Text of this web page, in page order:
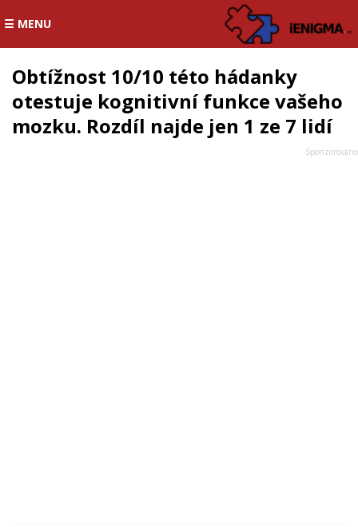
☰ MENU
Obtížnost 10/10 této hádanky
otestuje kognitivní funkce vašeho
mozku. Rozdíl najde jen 1 ze 7 lidí